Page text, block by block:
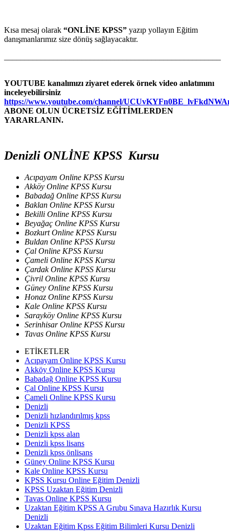
Kısa mesaj olarak “ONLİNE KPSS” yazıp yollayın Eğitim
danışmanlarımız size dönüş sağlayacaktır.
YOUTUBE kanalımızı ziyaret ederek örnek video anlatımını
inceleyebilirsiniz
https://www.youtube.com/channel/
ABONE OLUN ÜCRETSİZ EĞİTİMLERDEN
YARARLANIN.
Denizli ONLİNE KPSS Kursu
Acıpayam Online KPSS Kursu
Akköy Online KPSS Kursu
Babadağ Online KPSS Kursu
Baklan Online KPSS Kursu
Bekilli Online KPSS Kursu
Beyağaç Online KPSS Kursu
Bozkurt Online KPSS Kursu
Buldan Online KPSS Kursu
Çal Online KPSS Kursu
Çameli Online KPSS Kursu
Çardak Online KPSS Kursu
Çivril Online KPSS Kursu
Güney Online KPSS Kursu
Honaz Online KPSS Kursu
Kale Online KPSS Kursu
Sarayköy Online KPSS Kursu
Serinhisar Online KPSS Kursu
Tavas Online KPSS Kursu
ETİKETLER
Acıpayam Online KPSS Kursu
Akköy Online KPSS Kursu
Babadağ Online KPSS Kursu
Çal Online KPSS Kursu
Çameli Online KPSS Kursu
Denizli
Denizli hızlandırılmış kpss
Denizli KPSS
Denizli kpss alan
Denizli kpss lisans
Denizli kpss önlisans
Güney Online KPSS Kursu
Kale Online KPSS Kursu
KPSS Kursu Online Eğitim Denizli
KPSS Uzaktan Eğitim Denizli
Tavas Online KPSS Kursu
Uzaktan Eğitim KPSS A Grubu Sınava Hazırlık Kursu
Denizli
Uzaktan Eğitim Kpss Eğitim Bilimleri Kursu Denizli